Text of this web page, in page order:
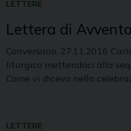
LETTERE
Lettera di
Conversano, 27.11.2016
liturgico mettendoci alla
Come vi dicevo nella
LETTERE